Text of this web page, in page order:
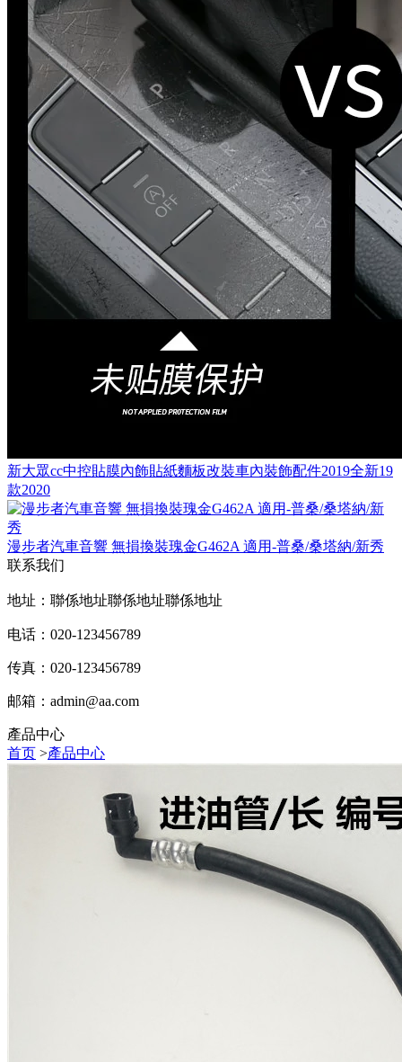
新大眾cc中控貼膜內飾貼紙麵板改裝車內裝飾配件2019全新19
款2020
漫步者汽車音響 無損換裝瑰金G462A 適用-普桑/桑塔納/新秀
联系我们
地址：聯係地址聯係地址聯係地址
电话：020-123456789
传真：020-123456789
邮箱： admin@aa.com
產品中心
首页 >產品中心